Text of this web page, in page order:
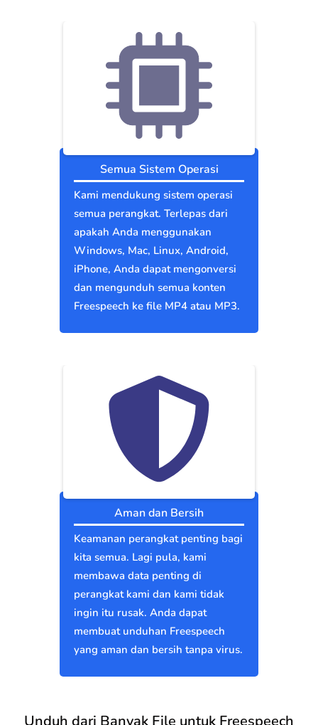
Semua Sistem Operasi
Kami mendukung sistem operasi
semua perangkat. Terlepas dari
apakah Anda menggunakan
Windows, Mac, Linux, Android,
iPhone, Anda dapat mengonversi
dan mengunduh semua konten
Freespeech ke file MP4 atau MP3.
Aman dan Bersih
Keamanan perangkat penting bagi
kita semua. Lagi pula, kami
membawa data penting di
perangkat kami dan kami tidak
ingin itu rusak. Anda dapat
membuat unduhan Freespeech
yang aman dan bersih tanpa virus.